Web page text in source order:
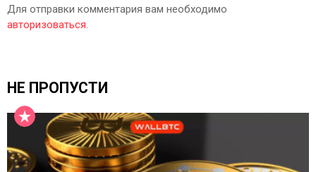
Для отправки комментария вам необходимо
авторизоваться.
НЕ ПРОПУСТИ